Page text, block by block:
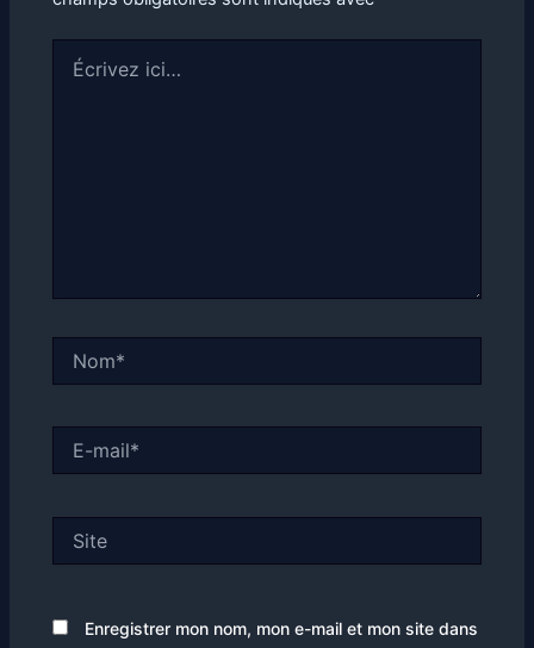
ici…
mail*
Enregistrer mon nom, mon e-mail et mon site dans